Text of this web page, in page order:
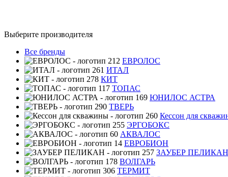
Выберите производителя
Все бренды
ЕВРОЛОС
ИТАЛ
КИТ
ТОПАС
ЮНИЛОС АСТРА
ТВЕРЬ
Кессон для
ЭРГОБОКС
АКВАЛОС
ЕВРОБИОН
ЗАУБЕР ПЕЛИКАН
ВОЛГАРЬ
ТЕРМИТ